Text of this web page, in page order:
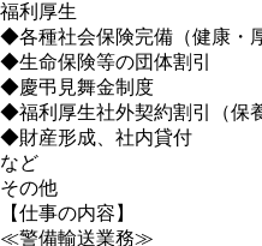
福利厚生
◆各種社会保険完備（健康・
◆生命保険等の団体割引
◆慶弔見舞金制度
◆福利厚生社外契約割引（保
◆財産形成、社内貸付
など
その他
【仕事の内容】
≪警備輸送業務≫